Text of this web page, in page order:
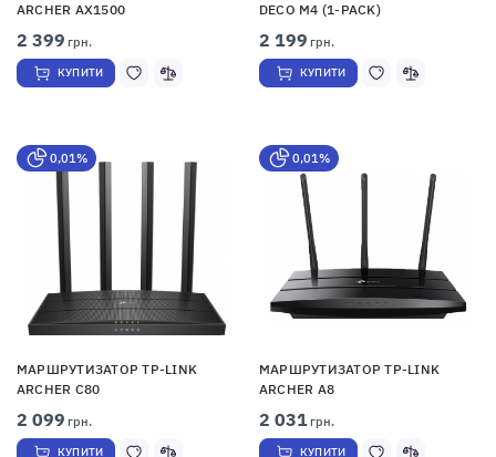
ARCHER AX1500
2 399 грн.
КУПИТИ
DECO M4 (1-PACK)
2 199 грн.
КУПИТИ
0,01%
МАРШРУТИЗАТОР TP-LINK
ARCHER C80
2 099 грн.
КУПИТИ
0,01%
МАРШРУТИЗАТОР TP-LINK
ARCHER A8
2 031грн.
КУПИТИ